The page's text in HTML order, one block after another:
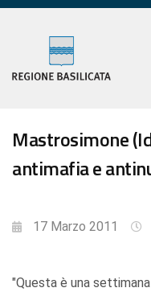
Mastrosimone
antimafia e
17 Marzo 2011
"Questa è una